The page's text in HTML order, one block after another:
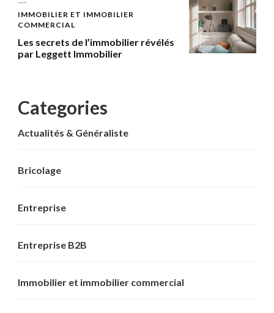
IMMOBILIER ET IMMOBILIER
COMMERCIAL
Les secrets de l’immobilier révélés
par Leggett Immobilier
Categories
Actualités & Généraliste
Bricolage
Entreprise
Entreprise B2B
Immobilier et immobilier commercial